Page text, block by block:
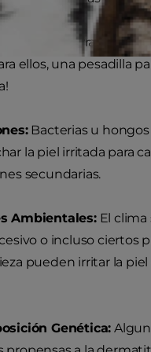
Pulgas, garrapatas,
ellos, una pesadilla
Bacterias u
la piel irritada para
secundarias.
Ambientales:El clima
o incluso ciertos
pueden irritar la piel
Genética: